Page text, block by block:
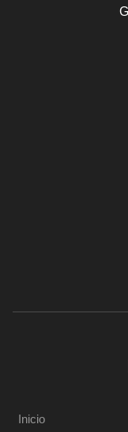
Inicio